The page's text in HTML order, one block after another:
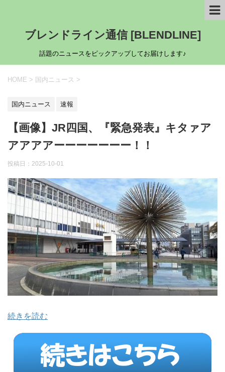
ブレンドライン通信 [BLENDLINE]
話題のニュースをピックアップしてお届けします♪
HOME > 国内ニュース >
国内ニュース 速報
【画像】JR四国、『緊急発表』キタァア
アアアアーーーーーーー！！
投稿日： 2025-10-01
続きを読む